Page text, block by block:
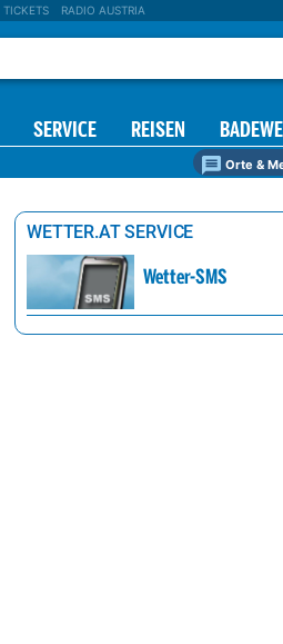
TICKETS RADIO AUSTRIA
SERVICE REISEN
Orte &
WETTER.AT SERVICE
Wetter-SMS